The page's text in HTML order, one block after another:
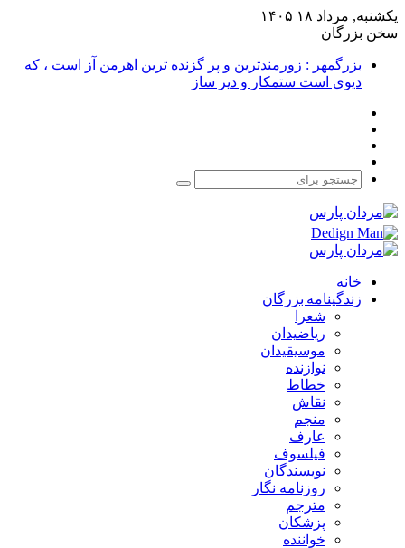
یکشنبه, مرداد ۱۸ ۱۴۰۵
سخن بزرگان
بزرگمهر : زورمندترین و پر گزنده ترین اهرمن آز است ، که
دیوی است ستمکار و دیر ساز
جستجو
خانه
زندگینامه بزرگان
شعرا
ریاضیدان
موسیقیدان
نوازنده
خطاط
نقاش
منجم
عارف
فیلسوف
نویسندگان
روزنامه نگار
مترجم
پزشکان
خواننده